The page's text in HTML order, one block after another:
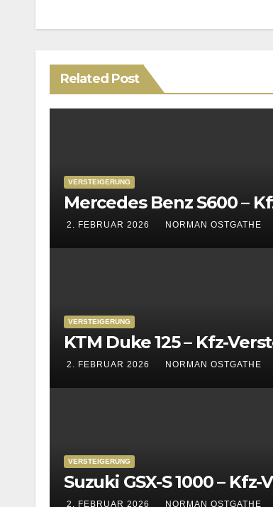
Related Post
VERSTEIGERUNG
Mercedes Benz S600 –
2. FEBRUAR 2026 NORMAN OSTGATHE
VERSTEIGERUNG
KTM Duke 125 – Kfz-
2. FEBRUAR 2026 NORMAN OSTGATHE
VERSTEIGERUNG
Suzuki GSX-S 1000 –
2. FEBRUAR 2026 NORMAN OSTGATHE